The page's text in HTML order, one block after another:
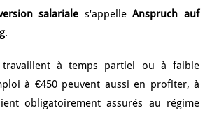
salariale s‘appelleAnspruch auf
.
travaillent à temps partiel ou à faible
à €450 peuvent aussi en profiter, à
obligatoirement assurés au régime